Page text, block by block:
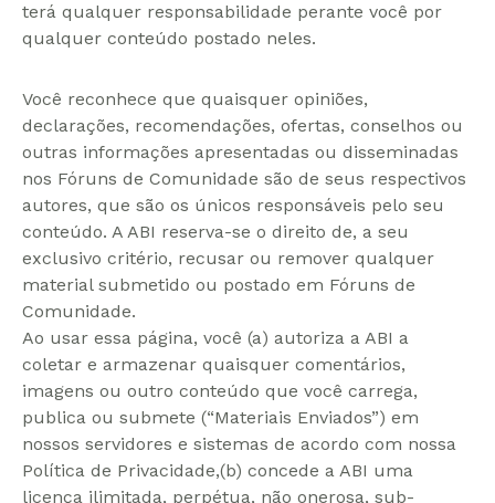
terá qualquer responsabilidade perante você por
qualquer conteúdo postado neles.
Você reconhece que quaisquer opiniões,
declarações, recomendações, ofertas, conselhos ou
outras informações apresentadas ou disseminadas
nos Fóruns de Comunidade são de seus respectivos
autores, que são os únicos responsáveis pelo seu
conteúdo. A ABI reserva-se o direito de, a seu
exclusivo critério, recusar ou remover qualquer
material submetido ou postado em Fóruns de
Comunidade.
Ao usar essa página, você (a) autoriza a ABI a
coletar e armazenar quaisquer comentários,
imagens ou outro conteúdo que você carrega,
publica ou submete (“Materiais Enviados”) em
nossos servidores e sistemas de acordo com nossa
Política de Privacidade,(b) concede a ABI uma
licença ilimitada, perpétua, não onerosa, sub-